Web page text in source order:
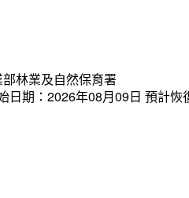
林業及自然保育署
日期：2026年08月09日 預計